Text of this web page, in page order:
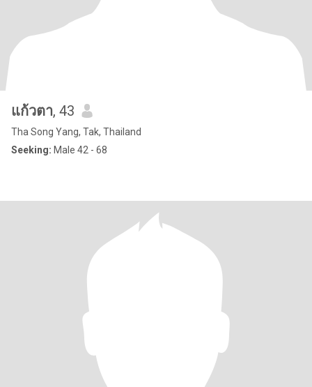
แก้วตา, 43
Tha Song Yang, Tak, Thailand
Seeking: Male 42 - 68